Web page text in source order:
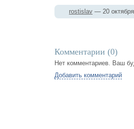
rostislav — 20
Комментарии (0)
Нет комментариев. Ваш
Добавить комментарий